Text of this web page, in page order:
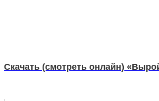
Скачать (смотреть онлайн)